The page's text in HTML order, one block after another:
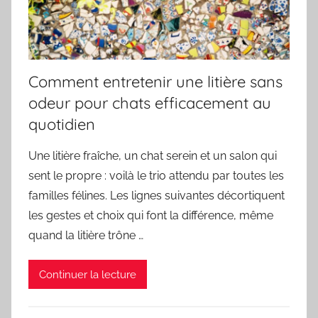
Comment entretenir une litière sans
odeur pour chats efficacement au
quotidien
Une litière fraîche, un chat serein et un salon qui
sent le propre : voilà le trio attendu par toutes les
familles félines. Les lignes suivantes décortiquent
les gestes et choix qui font la différence, même
quand la litière trône …
Continuer la lecture